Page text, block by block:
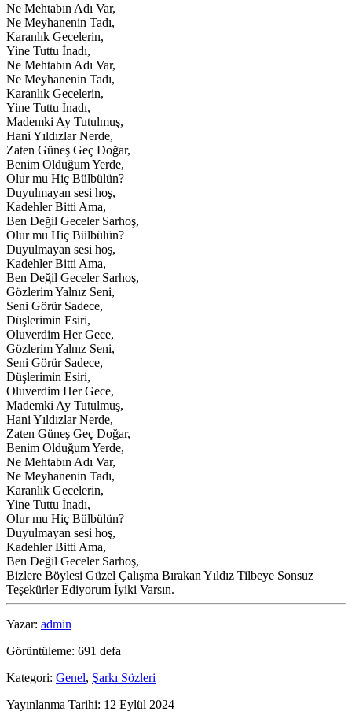
Ne Mehtabın Adı Var,
Ne Meyhanenin Tadı,
Karanlık Gecelerin,
Yine Tuttu İnadı,
Ne Mehtabın Adı Var,
Ne Meyhanenin Tadı,
Karanlık Gecelerin,
Yine Tuttu İnadı,
Mademki Ay Tutulmuş,
Hani Yıldızlar Nerde,
Zaten Güneş Geç Doğar,
Benim Olduğum Yerde,
Olur mu Hiç Bülbülün?
Duyulmayan sesi hoş,
Kadehler Bitti Ama,
Ben Değil Geceler Sarhoş,
Olur mu Hiç Bülbülün?
Duyulmayan sesi hoş,
Kadehler Bitti Ama,
Ben Değil Geceler Sarhoş,
Gözlerim Yalnız Seni,
Seni Görür Sadece,
Düşlerimin Esiri,
Oluverdim Her Gece,
Gözlerim Yalnız Seni,
Seni Görür Sadece,
Düşlerimin Esiri,
Oluverdim Her Gece,
Mademki Ay Tutulmuş,
Hani Yıldızlar Nerde,
Zaten Güneş Geç Doğar,
Benim Olduğum Yerde,
Ne Mehtabın Adı Var,
Ne Meyhanenin Tadı,
Karanlık Gecelerin,
Yine Tuttu İnadı,
Olur mu Hiç Bülbülün?
Duyulmayan sesi hoş,
Kadehler Bitti Ama,
Ben Değil Geceler Sarhoş,
Bizlere Böylesi Güzel Çalışma Bırakan Yıldız Tilbeye Sonsuz
Teşekürler Ediyorum İyiki Varsın.
Yazar: admin
Görüntüleme: 691 defa
Kategori: Genel, Şarkı Sözleri
Yayınlanma Tarihi: 12 Eylül 2024